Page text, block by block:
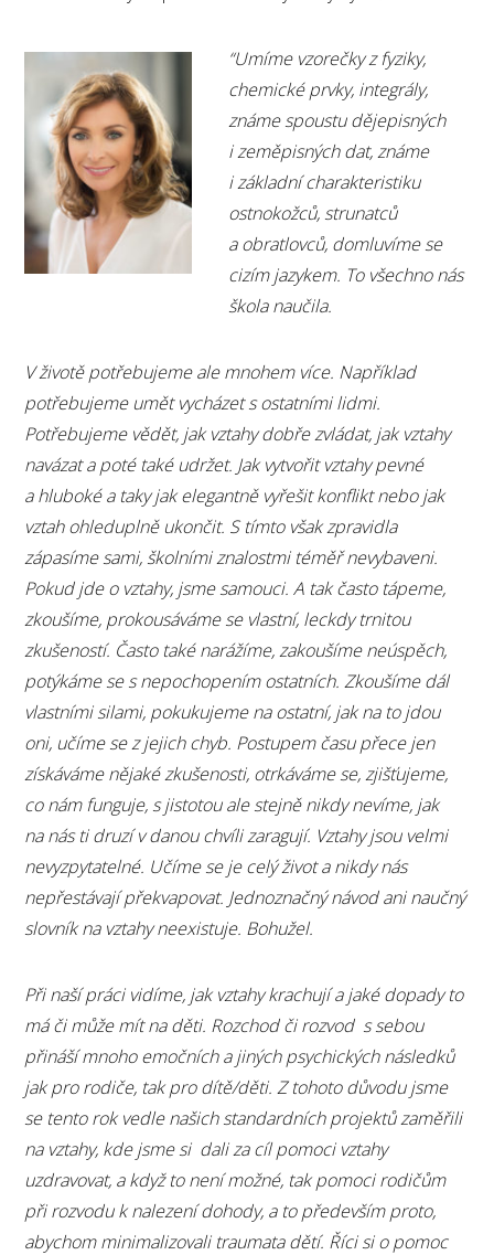
“Umíme vzorečky z fyziky,
chemické prvky, integrály,
známe spoustu dějepisných
i zeměpisných dat, známe
i základní charakteristiku
ostnokožců, strunatců
a obratlovců, domluvíme se
cizím jazykem. To všechno nás
škola naučila.
V životě potřebujeme ale mnohem více. Například
potřebujeme umět vycházet s ostatními lidmi.
Potřebujeme vědět, jak vztahy dobře zvládat, jak vztahy
navázat a poté také udržet. Jak vytvořit vztahy pevné
a hluboké a taky jak elegantně vyřešit konflikt nebo jak
vztah ohleduplně ukončit. S tímto však zpravidla
zápasíme sami, školními znalostmi téměř nevybaveni.
Pokud jde o vztahy, jsme samouci. A tak často tápeme,
zkoušíme, prokousáváme se vlastní, leckdy trnitou
zkušeností. Často také narážíme, zakoušíme neúspěch,
potýkáme se s nepochopením ostatních. Zkoušíme dál
vlastními silami, pokukujeme na ostatní, jak na to jdou
oni, učíme se z jejich chyb. Postupem času přece jen
získáváme nějaké zkušenosti, otrkáváme se, zjišťujeme,
co nám funguje, s jistotou ale stejně nikdy nevíme, jak
na nás ti druzí v danou chvíli zaragují. Vztahy jsou velmi
nevyzpytatelné. Učíme se je celý život a nikdy nás
nepřestávají překvapovat. Jednoznačný návod ani naučný
slovník na vztahy neexistuje. Bohužel.
Při naší práci vidíme, jak vztahy krachují a jaké dopady to
má či může mít na děti. Rozchod či rozvod s sebou
přináší mnoho emočních a jiných psychických následků
jak pro rodiče, tak pro dítě/děti. Z tohoto důvodu jsme
se tento rok vedle našich standardních projektů zaměřili
na vztahy, kde jsme si dali za cíl pomoci vztahy
uzdravovat, a když to není možné, tak pomoci rodičům
při rozvodu k nalezení dohody, a to především proto,
abychom minimalizovali traumata dětí. Říci si o pomoc